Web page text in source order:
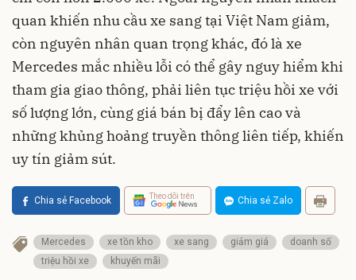
quan khiến nhu cầu xe sang tại Việt Nam giảm,
còn nguyên nhân quan trọng khác, đó là xe
Mercedes mắc nhiều lỗi có thể gây nguy hiểm khi
tham gia giao thông, phải liên tục triệu hồi xe với
số lượng lớn, cùng giá bán bị đẩy lên cao và
những khủng hoảng truyền thông liên tiếp, khiến
uy tín giảm sút.
Chia sẻ Facebook Theo dõi trên Chia sẻ Zalo
Mercedes xe tồn kho xe sang giảm giá
doanh số
triệu hồi xe
khuyến mãi